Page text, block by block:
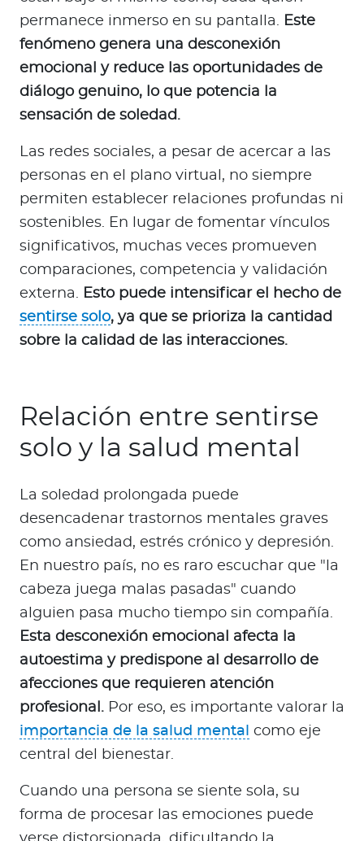
permanece inmerso en su pantalla. Este
fenómeno genera una desconexión
emocional y reduce las oportunidades de
diálogo genuino, lo que potencia la
sensación de soledad.
Las redes sociales, a pesar de acercar a las
personas en el plano virtual, no siempre
permiten establecer relaciones profundas ni
sostenibles. En lugar de fomentar vínculos
significativos, muchas veces promueven
comparaciones, competencia y validación
externa. Esto puede intensificar el hecho de
sentirse solo, ya que se prioriza la cantidad
sobre la calidad de las interacciones.
Relación entre sentirse
solo y la salud mental
La soledad prolongada puede
desencadenar trastornos mentales graves
como ansiedad, estrés crónico y depresión.
En nuestro país, no es raro escuchar que "la
cabeza juega malas pasadas" cuando
alguien pasa mucho tiempo sin compañía.
Esta desconexión emocional afecta la
autoestima y predispone al desarrollo de
afecciones que requieren atención
profesional. Por eso, es importante valorar la
importancia de la salud mental
como eje
central del bienestar.
Cuando una persona se siente sola, su
forma de procesar las emociones puede